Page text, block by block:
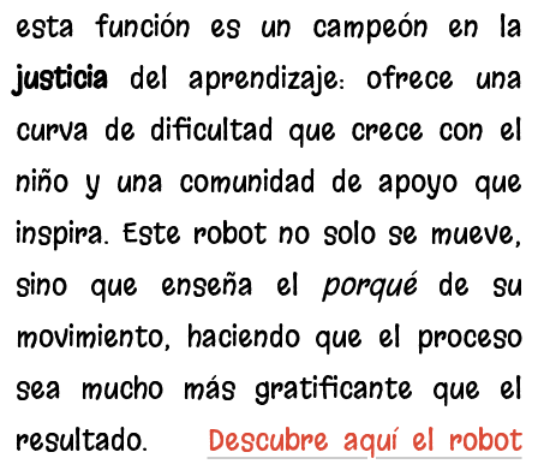
esta función es un campeón en la
justicia del aprendizaje: ofrece una
curva de dificultad que crece con el
niño y una comunidad de apoyo que
inspira. Este robot no solo se mueve,
sino que enseña el porquéde su
movimiento, haciendo que el proceso
sea mucho más gratificante que el
resultado. Descubre aquí el robot